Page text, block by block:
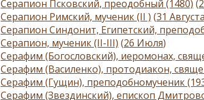
Серапион Псковский, преодобный (1480) (
Серапион Римский, мученик (II ) (31 Августа
Серапион Синдонит, Египетский,
Серапион, мученик (II-III) (26 Июля)
Серафим (Богословский), иеромонах,
Серафим (Василенко), протодиакон,
Серафим (Гущин), преподобномученик
Серафим (Звездинский), епископ